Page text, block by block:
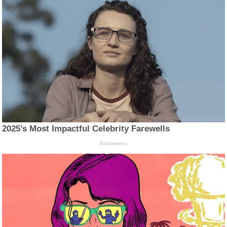
2025’s Most Impactful Celebrity Farewells
Brainberries